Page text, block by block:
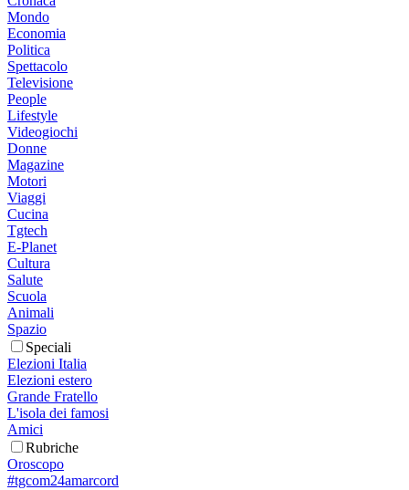
Mondo
Economia
Politica
Spettacolo
Televisione
People
Lifestyle
Videogiochi
Donne
Magazine
Motori
Viaggi
Cucina
Tgtech
E-Planet
Cultura
Salute
Scuola
Animali
Spazio
Speciali
Elezioni Italia
Elezioni estero
Grande Fratello
L'isola dei famosi
Amici
Rubriche
Oroscopo
#tgcom24amarcord